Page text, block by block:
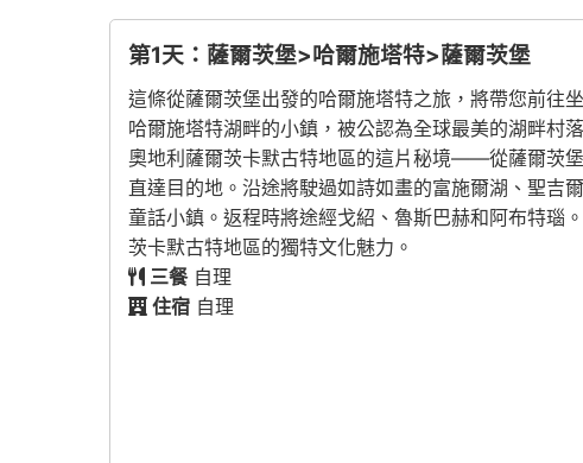
第1天：薩爾茨堡>哈爾施塔特>薩爾茨堡
這條從薩爾茨堡出發的哈爾施塔特之旅，將帶您前往
哈爾施塔特湖畔的小鎮，被公認為全球最美的湖畔村
奧地利薩爾茨卡默古特地區的這片秘境——從薩爾茨
直達目的地。沿途將駛過如詩如畫的富施爾湖、聖吉
童話小鎮。返程時將途經戈紹、魯斯巴赫和阿布特瑙
茨卡默古特地區的獨特文化魅力。
三餐自理
住宿 自理